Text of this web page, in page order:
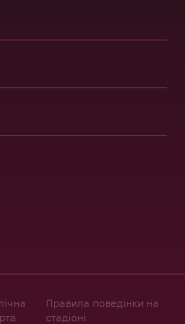
Правила поведінки на
стадіоні